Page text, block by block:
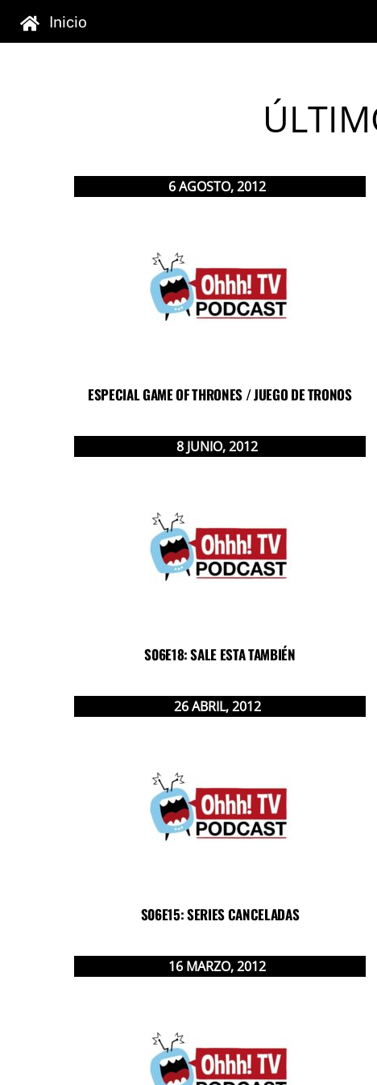
Inicio
6AGOSTO,2012
ESPECIAL GAME OF THRONES / JUEGO DE TRONOS
8 JUNIO,2012
S06E18: SALE ESTA TAMBIÉN
26ABRIL,2012
S06E15: SERIES CANCELADAS
16 MARZO,2012